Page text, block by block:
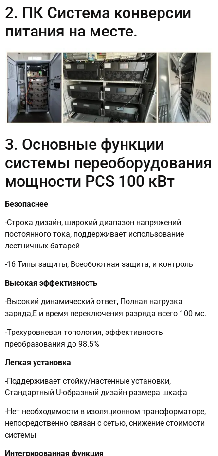
2. ПК Система конверсии
питания на месте.
3. Основные функции
системы переоборудования
мощности PCS 100 кВт
Безопаснее
-Строка дизайн, широкий диапазон напряжений
постоянного тока, поддерживает использование
лестничных батарей
-16 Типы защиты, Всеобоютная защита, и контроль
Высокая эффективность
-Высокий динамический ответ, Полная нагрузка
заряда,E и время переключения разряда всего 100 мс.
-Трехуровневая топология, эффективность
преобразования до 98.5%
Легкая установка
-Поддерживает стойку/настенные установки,
Стандартный U-образный дизайн размера шкафа
-Нет необходимости в изоляционном трансформаторе,
непосредственно связан с сетью, снижение стоимости
системы
Интегрированная функция